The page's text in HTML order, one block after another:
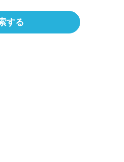
する